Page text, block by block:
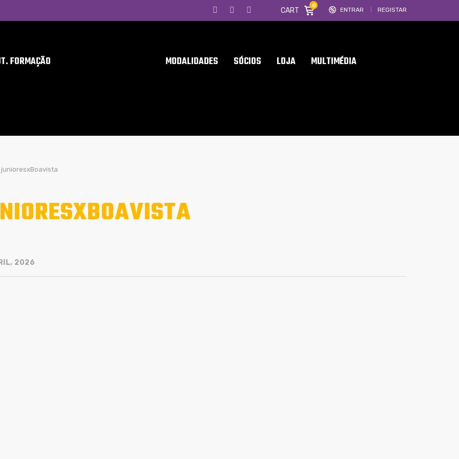
ENTRAR REGISTAR
CART
0
FORMAÇÃO MODALIDADES SÓCIOS LOJA MULTIMÉDIA
junioresxBoavista
2026